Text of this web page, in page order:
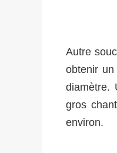
Autre
obtenir
diamètre.
gros
environ.